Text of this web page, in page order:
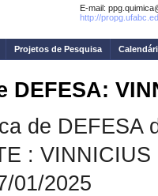
E-mail:
http://
Projetos de Pesquisa
DEFESA:
de DEFESA
:
01/2025